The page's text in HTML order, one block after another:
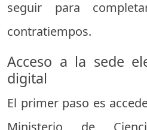
seguir para
contratiempos.
Acceso a la sede
digital
El primer paso es
Ministerio de